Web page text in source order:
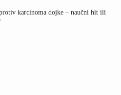
karcinoma dojke – naučni hit ili